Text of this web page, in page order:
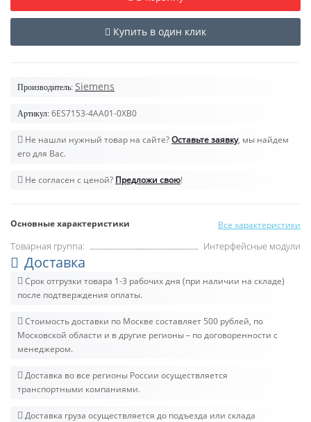
Купить в один клик
Производитель: Siemens
Артикул: 6ES7153-4AA01-0XB0
Не нашли нужный товар на сайте?Оставьте заявку, мы найдем
его для Вас.
Не согласен с ценой? Предложи свою!
Основные характеристики Все характеристики
Товарная группа: Интерфейсные модули
Доставка
Срок отгрузки товара 1-3 рабочих дня (при наличии на складе)
после подтверждения оплаты.
Стоимость доставки по Москве составляет 500 рублей, по
Московской области и в другие регионы – по договоренности с
менеджером.
Доставка во все регионы России осуществляется
транспортными компаниями.
Доставка груза осуществляется до подъезда или склада